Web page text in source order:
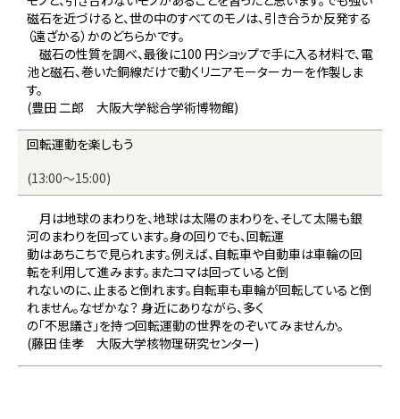
磁石を近づけると、世の中のすべてのモノは、引き合うか反発する
（遠ざかる）かのどちらかです。
磁石の性質を調べ、最後に100 円ショップで手に入る材料で、電
池と磁石、巻いた銅線だけで動くリニアモーターカーを作製しま
す。
(豊田 二郎 大阪大学総合学術博物館)
回転運動を楽しもう
(13:00～15:00)
月は地球のまわりを、地球は太陽のまわりを、そして太陽も銀
河のまわりを回っています。身の回りでも、回転運
動はあちこちで見られます。例えば、自転車や自動車は車輪の回
転を利用して進みます。またコマは回っていると倒
れないのに、止まると倒れます。自転車も車輪が回転していると倒
れません。なぜかな？ 身近にありながら、多く
の「不思議さ」を持つ回転運動の世界をのぞいてみませんか。
(藤田 佳孝 大阪大学核物理研究センター)